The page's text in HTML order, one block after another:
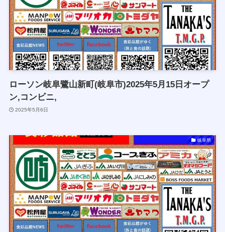
ローソン岐阜鷺山新町(岐阜市)2025年5月15日オープ
ン,コンビニ,
2025年5月6日
岐阜県